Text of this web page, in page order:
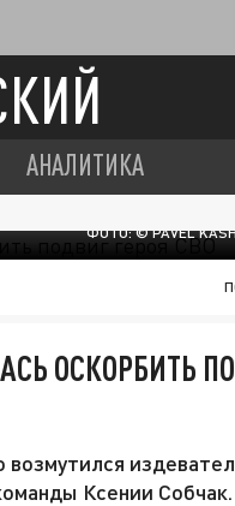
АНАЛИТИКА
ФОТО: © PAVEL
ОСКОРБИТЬ
Ксении Собчак.